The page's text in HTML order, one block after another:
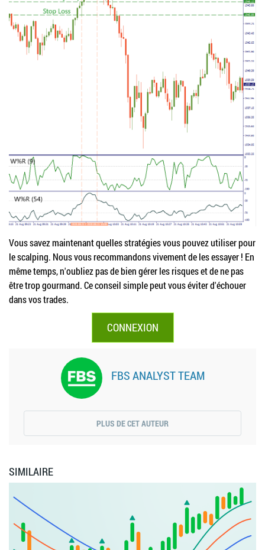
Vous savez maintenant quelles stratégies vous pouvez utiliser pour
le scalping. Nous vous recommandons vivement de les essayer ! En
même temps, n'oubliez pas de bien gérer les risques et de ne pas
être trop gourmand. Ce conseil simple peut vous éviter d'échouer
dans vos trades.
CONNEXION
FBS ANALYST TEAM
PLUS DE CET AUTEUR
SIMILAIRE